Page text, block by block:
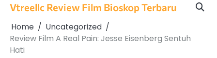
Skip
content
Vtreellc Review Film Bioskop Terbaru
Home
Uncategorized
Review Film A Real Pain: Jesse Eisenberg Sentuh
Hati